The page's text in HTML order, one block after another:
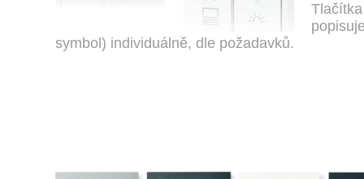
Tlačítka
symbol) individuálně, dle požadavků.